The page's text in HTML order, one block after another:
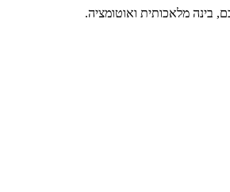
בינה מלאכותית ואוטומציה.